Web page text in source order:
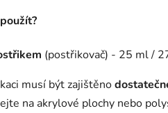
(postřikovač) - 25 ml /
musí být zajištěno
na akrylové plochy nebo